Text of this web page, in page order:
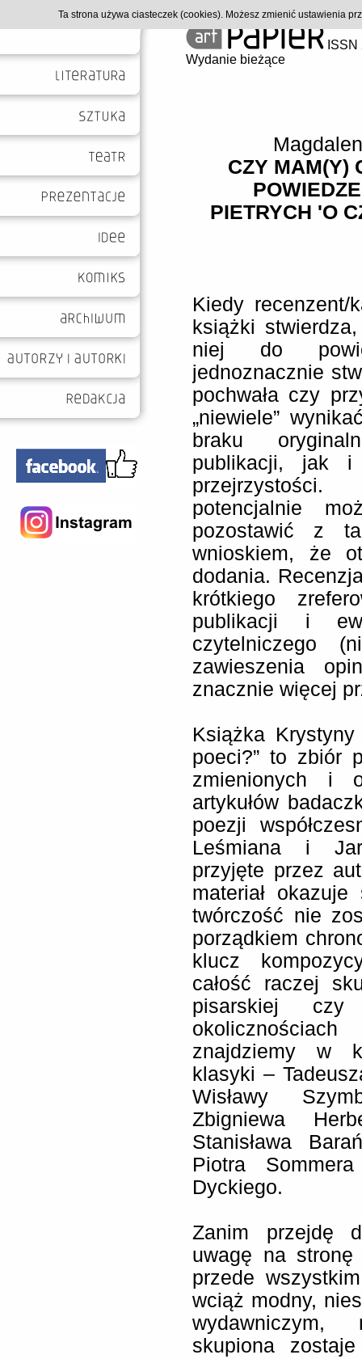
Wydanie bieżące
CZY MAM(Y)
PIETRYCH 'O
Kiedy recenzent/
książki
niej do
jednoznacznie
pochwała czy
„niewiele”
braku
publikacji, jak i
potencjalnie
pozostawić z
wnioskiem, że
dodania.
krótkiego
publikacji i
czytelniczego
zawieszenia
znacznie więcej
Książka
poeci?” to zbiór
zmienionych i
artykułów
poezji
Leśmiana i
przyjęte przez
materiał
twórczość nie
porządkiem
klucz
całość raczej
pisarskiej
znajdziemy w
klasyki –
Wisławy
Zbigniewa
Stanisława
Piotra
Dyckiego.
Zanim przejdę
uwagę na stronę
przede
wciąż modny,
wydawniczym,
skupiona
Ta strona używa ciasteczek (cookies). Możesz zmienić ustawienia